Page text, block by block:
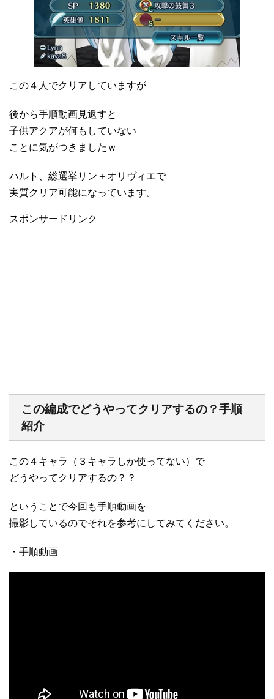
この４人でクリアしていますが
後から手順動画見返すと
子供アクアが何もしていない
ことに気がつきましたｗ
ハルト、総選挙リン＋オリヴィエで
実質クリア可能になっています。
スポンサードリンク
この編成でどうやってクリアするの？手順
紹介
この４キャラ（３キャラしか使ってない）で
どうやってクリアするの？？
ということで今回も手順動画を
撮影しているのでそれを参考にしてみてください。
・手順動画